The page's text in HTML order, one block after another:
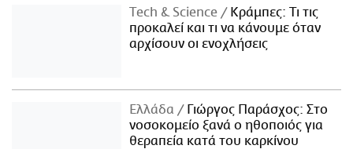
Τech & Science
Κράμπες: Τι τις
προκαλεί και τι να κάνουμε όταν
αρχίσουν οι ενοχλήσεις
Ελλάδα
Γιώργος Παράσχος: Στο
νοσοκομείο ξανά ο ηθοποιός για
θεραπεία κατά του καρκίνου